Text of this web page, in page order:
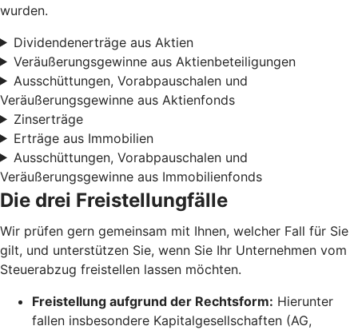
wurden.
Dividendenerträge aus Aktien
Veräußerungsgewinne aus Aktienbeteiligungen
Ausschüttungen, Vorabpauschalen und
Veräußerungsgewinne aus Aktienfonds
Zinserträge
Erträge aus Immobilien
Ausschüttungen, Vorabpauschalen und
Veräußerungsgewinne aus Immobilienfonds
Die drei Freistellungfälle
Wir prüfen gern gemeinsam mit Ihnen, welcher Fall für Sie
gilt, und unterstützen Sie, wenn Sie Ihr Unternehmen vom
Steuerabzug freistellen lassen möchten.
Freistellung aufgrund der Rechtsform: Hierunter
fallen insbesondere Kapitalgesellschaften (AG,